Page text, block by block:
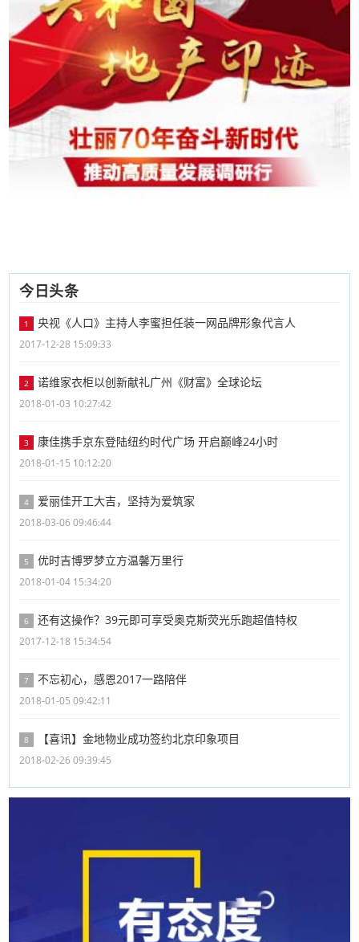
今日头条
1 央视《人口》主持人李蜜担任装一网品牌形象代言人
2017-12-28 15:09:33
2 诺维家衣柜以创新献礼广州《财富》全球论坛
2018-01-03 10:27:42
3 康佳携手京东登陆纽约时代广场 开启巅峰24小时
2018-01-15 10:12:20
4 爱丽佳开工大吉，坚持为爱筑家
2018-03-06 09:46:44
5 优时吉博罗梦立方温馨万里行
2018-01-04 15:34:20
6 还有这操作？39元即可享受奥克斯荧光乐跑超值特权
2017-12-18 15:34:54
7 不忘初心，感恩2017一路陪伴
2018-01-05 09:42:11
8 【喜讯】金地物业成功签约北京印象项目
2018-02-26 09:39:45